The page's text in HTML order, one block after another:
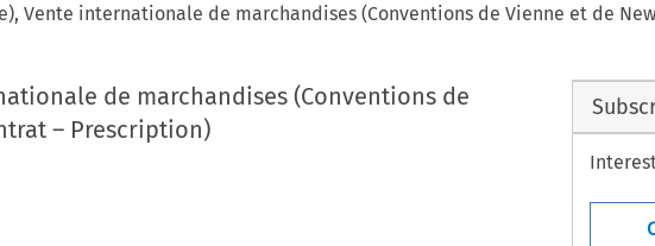
Vente internationale de marchandises (Conventions de Vienne et de
de marchandises (Conventions de
– Prescription)